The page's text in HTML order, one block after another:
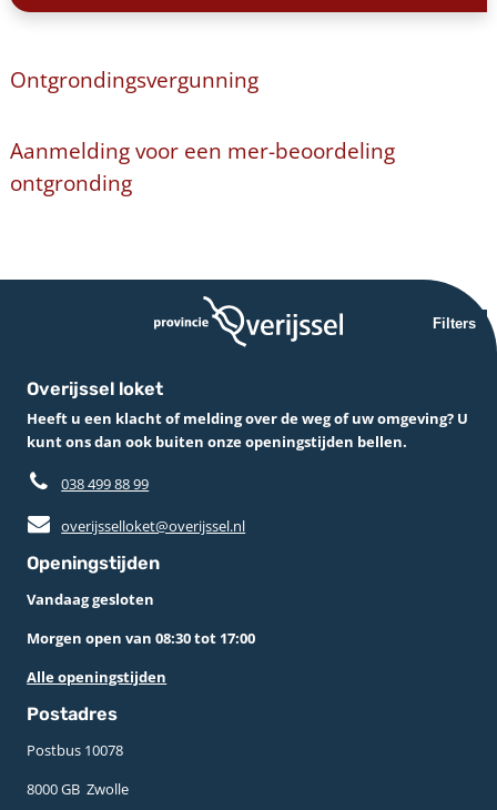
Ontgrondingsvergunning
Aanmelding voor een mer-beoordeling
ontgronding
Filters
Overijssel loket
Heeft u een klacht of melding over de weg of uw omgeving? U
kunt ons dan ook buiten onze openingstijden bellen.
038 499 88 99
overijsselloket@overijssel.nl
Openingstijden
Vandaag gesloten
Morgen open van 08:30 tot 17:00
Alle openingstijden
Postadres
Postbus 10078 ­
8000 GB ­ Zwolle